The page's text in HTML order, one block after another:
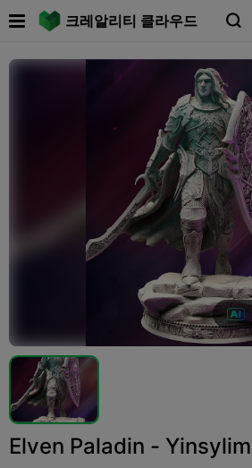
크레알리티 클라우드 
Elven Paladin - Yinsylim